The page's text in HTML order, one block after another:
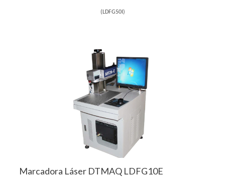
( LDFG50I )
Marcadora Láser DTMAQ LDFG10E